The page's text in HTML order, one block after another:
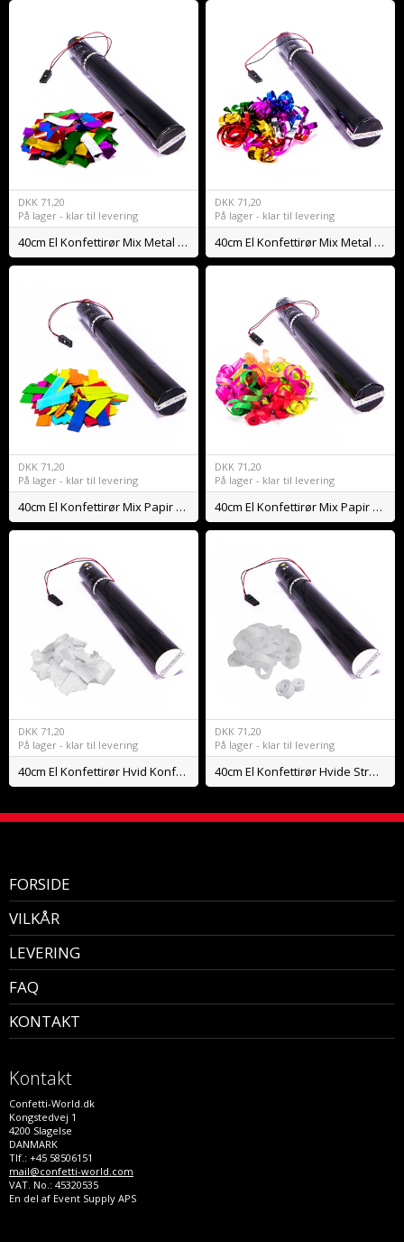
DKK 71,20
På lager - klar til levering
40cm El Konfettirør Mix Metal Konfetti
DKK 71,20
På lager - klar til levering
40cm El Konfettirør Mix Metal Streamers
DKK 71,20
På lager - klar til levering
40cm El Konfettirør Mix Papir Konfetti BIO
DKK 71,20
På lager - klar til levering
40cm El Konfettirør Mix Papir Streamers BIO
DKK 71,20
På lager - klar til levering
40cm El Konfettirør Hvid Konfetti BIO
DKK 71,20
På lager - klar til levering
40cm El Konfettirør Hvide Streamers BIO
FORSIDE
VILKÅR
LEVERING
FAQ
KONTAKT
Kontakt
Confetti-World.dk
Kongstedvej 1
4200 Slagelse
DANMARK
Tlf.: +45 58506151
mail@confetti-world.com
VAT. No.: 45320535
En del af Event Supply APS